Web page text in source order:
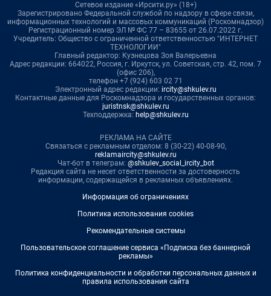
Сетевое издание «Ирсити.ру» (18+)
Зарегистрировано Федеральной службой по надзору в сфере связи,
информационных технологий и массовых коммуникаций (Роскомнадзор)
Регистрационный номер ЭЛ № ФС 77 – 83655 от 26.07.2022 г.
Учредитель: Общество с ограниченной ответственностью "ИНТЕРНЕТ
ТЕХНОЛОГИИ"
Главный редактор: Кузнецова Зоя Валерьевна
Адрес редакции: 664022, Россия, г. Иркутск, ул. Советская, стр. 42, пом. 7
(офис 206),
телефон +7 (924) 603 02 71
Электронный адрес редакции: ircity@shkulev.ru
Контактные данные для Роскомнадзора и государственных органов:
juristnsk@shkulev.ru
Техподдержка: help@shkulev.ru
РЕКЛАМА НА САЙТЕ
Связаться с рекламным отделом: 8 (30-22) 40-08-90,
reklamaircity@shkulev.ru
Чат-бот в телеграм: @shkulev_social_ircity_bot
Редакция сайта не несет ответственности за достоверность
информации, содержащейся в рекламных объявлениях.
Информация об ограничениях
Политика использования cookies
Рекомендательные системы
Пользовательское соглашение сервиса «Подписка без баннерной
рекламы»
Политика конфиденциальности и обработки персональных данных и
правила использования сайта